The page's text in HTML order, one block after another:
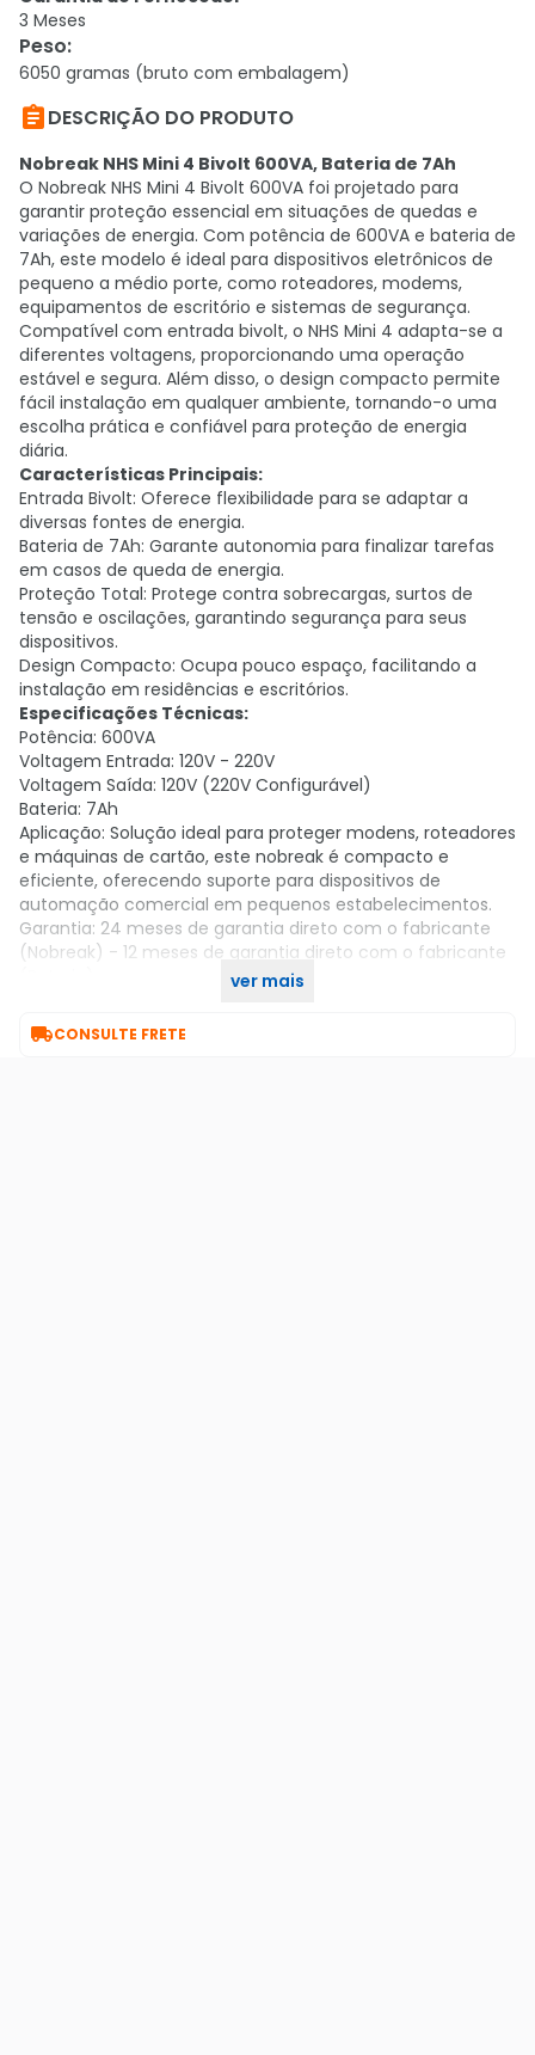
3 Meses
Peso:
6050 gramas (bruto com embalagem)
DESCRIÇÃO DO PRODUTO
Nobreak NHS Mini 4 Bivolt 600VA, Bateria de 7Ah
O Nobreak NHS Mini 4 Bivolt 600VA foi projetado para
garantir proteção essencial em situações de quedas e
variações de energia. Com potência de 600VA e bateria de
7Ah, este modelo é ideal para dispositivos eletrônicos de
pequeno a médio porte, como roteadores, modems,
equipamentos de escritório e sistemas de segurança.
Compatível com entrada bivolt, o NHS Mini 4 adapta-se a
diferentes voltagens, proporcionando uma operação
estável e segura. Além disso, o design compacto permite
fácil instalação em qualquer ambiente, tornando-o uma
escolha prática e confiável para proteção de energia
diária.
Características Principais:
Entrada Bivolt: Oferece flexibilidade para se adaptar a
diversas fontes de energia.
Bateria de 7Ah: Garante autonomia para finalizar tarefas
em casos de queda de energia.
Proteção Total: Protege contra sobrecargas, surtos de
tensão e oscilações, garantindo segurança para seus
dispositivos.
Design Compacto: Ocupa pouco espaço, facilitando a
instalação em residências e escritórios.
Especificações Técnicas:
Potência: 600VA
Voltagem Entrada: 120V - 220V
Voltagem Saída: 120V (220V Configurável)
Bateria: 7Ah
Aplicação: Solução ideal para proteger modens, roteadores
e máquinas de cartão, este nobreak é compacto e
eficiente, oferecendo suporte para dispositivos de
automação comercial em pequenos estabelecimentos.
Garantia: 24 meses de garantia direto com o fabricante
(Nobreak) - 12 meses de garantia direto com o fabricante
ver mais
CONSULTE FRETE